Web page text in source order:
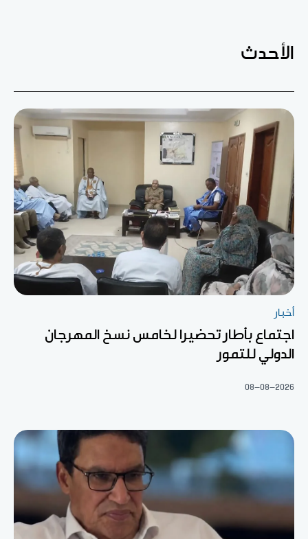
الأحدث
أخبار
اجتماع بأطار تحضيرا لخامس نسخ المهرجان
الدولي للتمور
08-08-2026